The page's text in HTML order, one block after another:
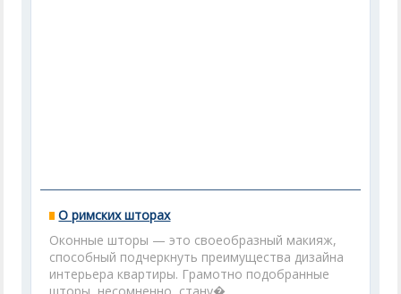
О римских шторах
Оконные шторы — это своеобразный макияж,
способный подчеркнуть преимущества дизайна
интерьера квартиры. Грамотно подобранные